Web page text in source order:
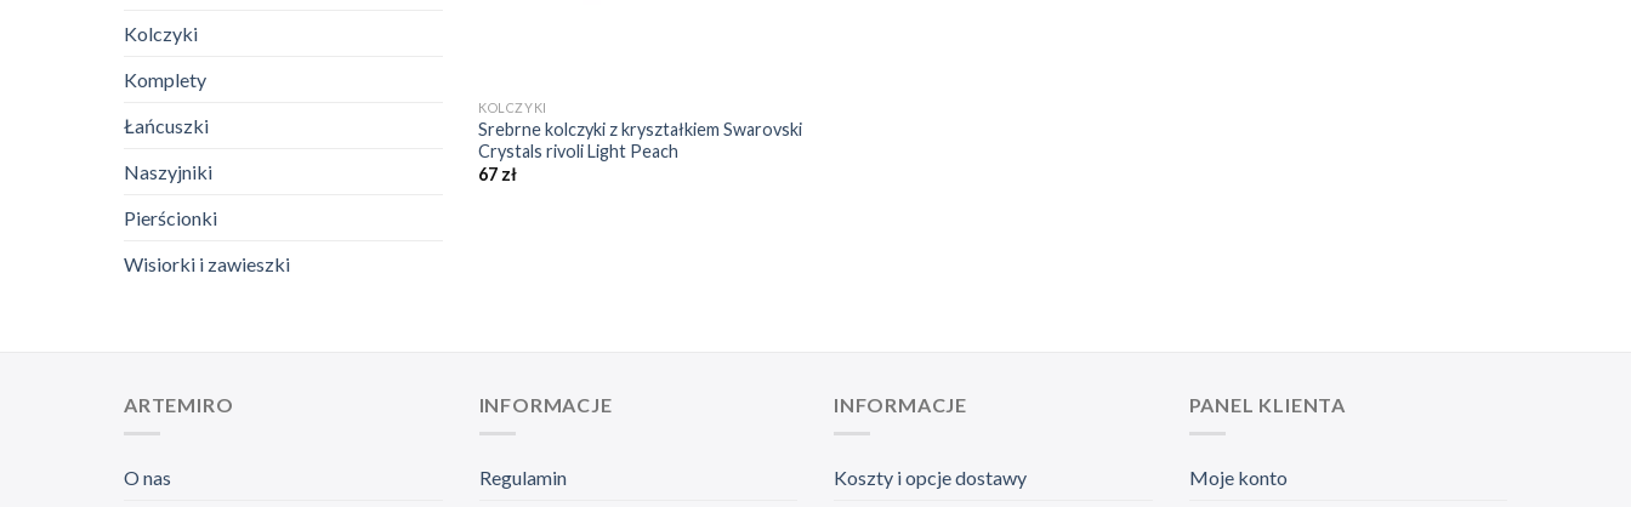
Kolczyki
Komplety
Łańcuszki
Naszyjniki
Pierścionki
Wisiorki i zawieszki
KOLCZYKI
Srebrne kolczyki z kryształkiem Swarovski
Crystals rivoli Light Peach
67 zł
ARTEMIRO
O nas
INFORMACJE
Regulamin
INFORMACJE
Koszty i opcje dostawy
PANEL KLIENTA
Moje konto